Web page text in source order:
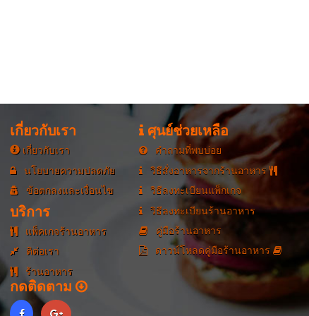
เกี่ยวกับเรา
เกี่ยวกับเรา
นโยบายความปลดภัย
ข้อตกลงและเงื่อนไข
บริการ
แพ็คเกจร้านอาหาร
ติต่อเรา
ร้านอาหาร
กดติดตาม
ศุนย์ช่วยเหลือ
คำถามที่พบบ่อย
วิธีสั่งอาหารจากร้านอาหาร
วิธีลงทะเบียนแพ็กเกจ
วิธีลงทะเบียนร้านอาหาร
คู่มือร้านอาหาร
ดาวน์โหลดคู่มือร้านอาหาร